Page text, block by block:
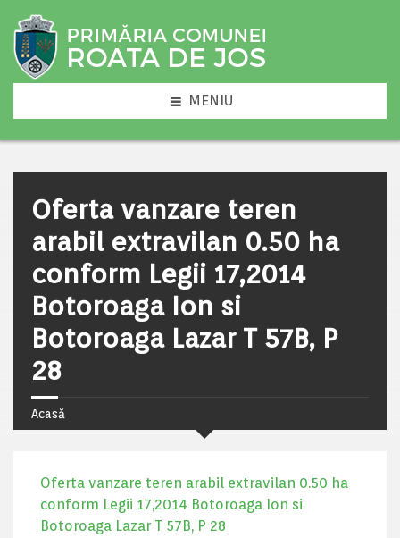
MENIU
Oferta vanzare teren
arabil extravilan 0.50 ha
conform Legii 17,2014
Botoroaga Ion si
Botoroaga Lazar T 57B, P
28
Acasă
Oferta vanzare teren arabil extravilan 0.50 ha
conform Legii 17,2014 Botoroaga Ion si
Botoroaga Lazar T 57B, P 28